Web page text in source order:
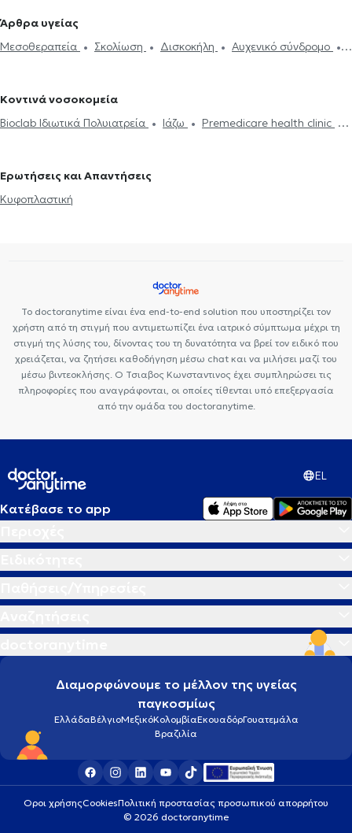
Ορθοπαιδικοί και Ορθοπαιδικοί Χειρουργοί στη Νέα Φιλαδέλφεια
Ορθοπαιδικοί και Ορθοπαιδικοί Χειρουργοί στην Πετρούπολη
Αναργύρους
Ορθοπαιδικοί και Ορθοπαιδικοί Χειρουργοί στο
Ορθοπαιδικοί και Ορθοπαιδικοί Χειρουργοί στο Περιστέρι
Ορθοπαιδικοί και Ορθοπαιδικοί Χειρουργοί στην Αθήνα
Ηλεκτρονική συνταγογράφηση
απονευρωσίτιδα
Κύστη Baker
Περιαρθρίτιδα ώμου
(Πλάσμα πλούσιο σε αιμοπετάλια)
Άρθρα υγείας
Μεσοθεραπεία
Σκολίωση Δισκοκήλη
Αυχενικό σύνδρομο
Κοντινά νοσοκομεία
Bioclab Ιδιωτικά Πολυιατρεία
Ιάζω
Premedicare health clinic
Ερωτήσεις και Απαντήσεις
Κυφοπλαστική
Το doctoranytime είναι ένα end-to-end solution που υποστηρίζει τον
χρήστη από τη στιγμή που αντιμετωπίζει ένα ιατρικό σύμπτωμα μέχρι τη
στιγμή της λύσης του, δίνοντας του τη δυνατότητα να βρεί τον ειδικό που
χρειάζεται, να ζητήσει καθοδήγηση μέσω chat και να μιλήσει μαζί του
μέσω βιντεοκλήσης. Ο Τσιαβος Κωνσταντινος έχει συμπληρώσει τις
πληροφορίες που αναγράφονται, οι οποίες τίθενται υπό επεξεργασία
από την ομάδα του doctoranytime.
EL
Κατέβασε το app
Διαμορφώνουμε το μέλλον της υγείας
παγκοσμίως
ΕλλάδαΒέλγιοΜεξικόΚολομβίαΕκουαδόρΓουατεμάλα
Βραζιλία
Οροι χρήσηςCookiesΠολιτική προστασίας προσωπικού απορρήτου
© 2026 doctoranytime